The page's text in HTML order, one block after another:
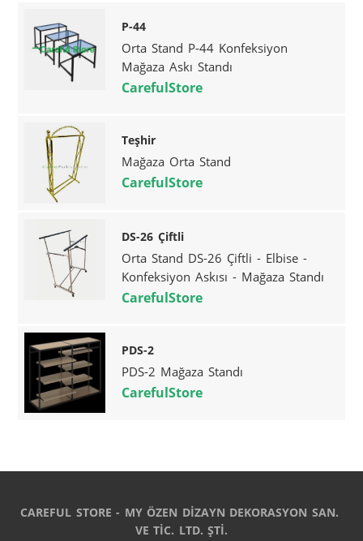
P-44
Orta Stand P-44 Konfeksiyon
Mağaza Askı Standı
CarefulStore
Teşhir
Mağaza Orta Stand
CarefulStore
DS-26 Çiftli
Orta Stand DS-26 Çiftli - Elbise -
Konfeksiyon Askısı - Mağaza Standı
CarefulStore
PDS-2
PDS-2 Mağaza Standı
CarefulStore
CAREFUL STORE - MY ÖZEN DİZAYN DEKORASYON SAN.
VE TİC. LTD. ŞTİ.